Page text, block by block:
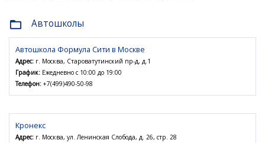
folder_open Автошколы
Автошкола Формула Сити в Москве
Адрес: г. Москва, Староватутинский пр-д, д.1
График: Ежедневно с 10:00 до 19:00
Телефон: +7(499)490-50-98
Кронекс
Адрес: г. Москва, ул. Ленинская Слобода, д. 26, стр. 28